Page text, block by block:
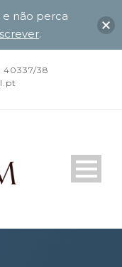
40337/38
e não perca
.